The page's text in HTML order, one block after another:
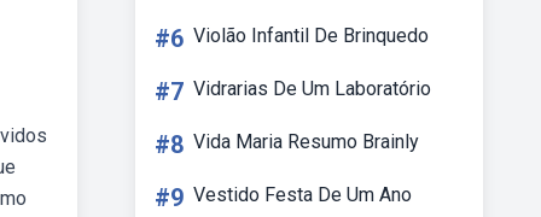
#6 Violão Infantil De Brinquedo
#7 Vidrarias De Um Laboratório
#8 Vida Maria Resumo Brainly
#9 Vestido Festa De Um Ano